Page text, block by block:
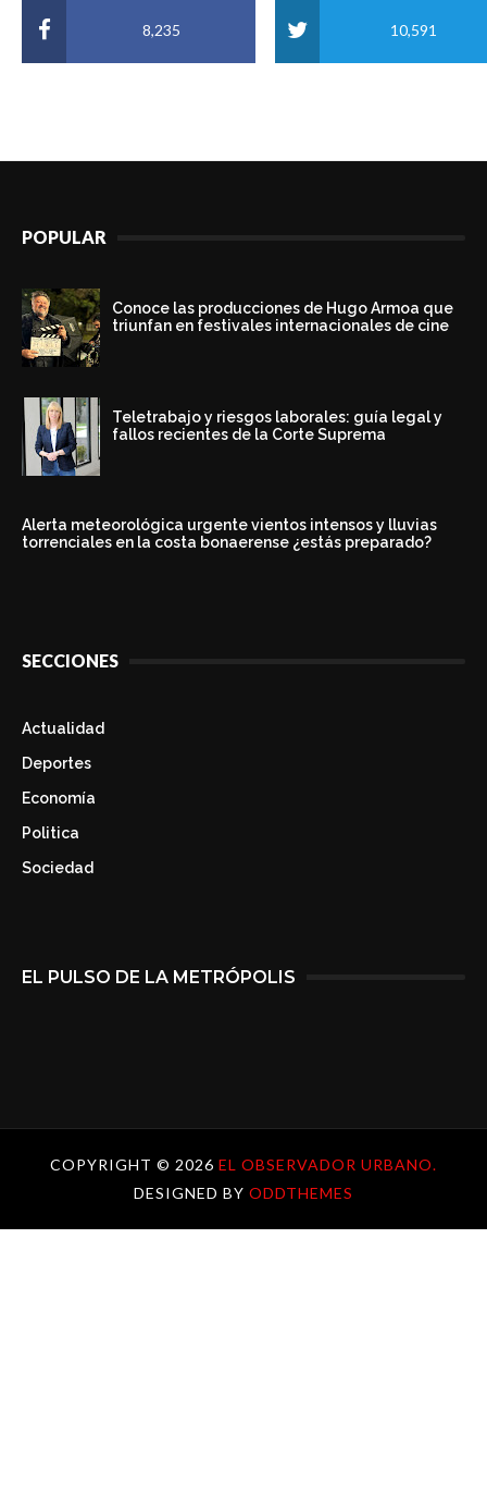
8,235 10,591
POPULAR
Conoce las producciones de Hugo Armoa que
triunfan en festivales internacionales de cine
Teletrabajo y riesgos laborales: guía legal y
fallos recientes de la Corte Suprema
Alerta meteorológica urgente vientos intensos y lluvias
torrenciales en la costa bonaerense ¿estás preparado?
SECCIONES
Actualidad
Deportes
Economía
Politica
Sociedad
EL PULSO DE LA METRÓPOLIS
COPYRIGHT © 2026 EL OBSERVADOR URBANO.
DESIGNED BY ODDTHEMES